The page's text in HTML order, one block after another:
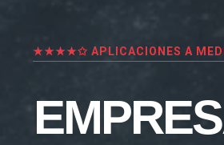
★★★★✩ APLICACIONES A